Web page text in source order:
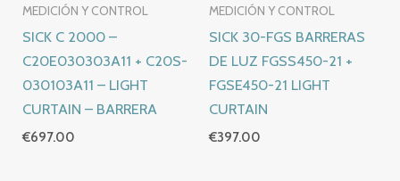
MEDICIÓN Y CONTROL
SICK C 2000 –
C20E030303A11 + C20S-
030103A11 – LIGHT
CURTAIN – BARRERA
€697.00
MEDICIÓN Y CONTROL
SICK 30-FGS BARRERAS
DE LUZ FGSS450-21 +
FGSE450-21 LIGHT
CURTAIN
€397.00